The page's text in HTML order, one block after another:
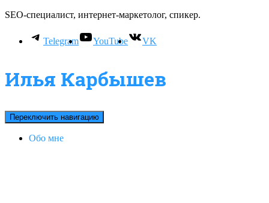
SEO-специалист, интернет-маркетолог, спикер.
Telegram YouTube VK
Илья Карбышев
Переключить навигацию
Обо мне